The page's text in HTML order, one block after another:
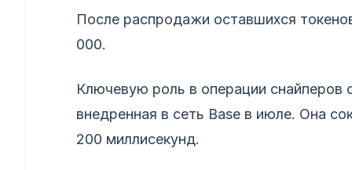
После распродажи оставшихся
000.
Ключевую роль в операции снайперов
внедренная в сеть Base в июле. Она
200 миллисекунд.